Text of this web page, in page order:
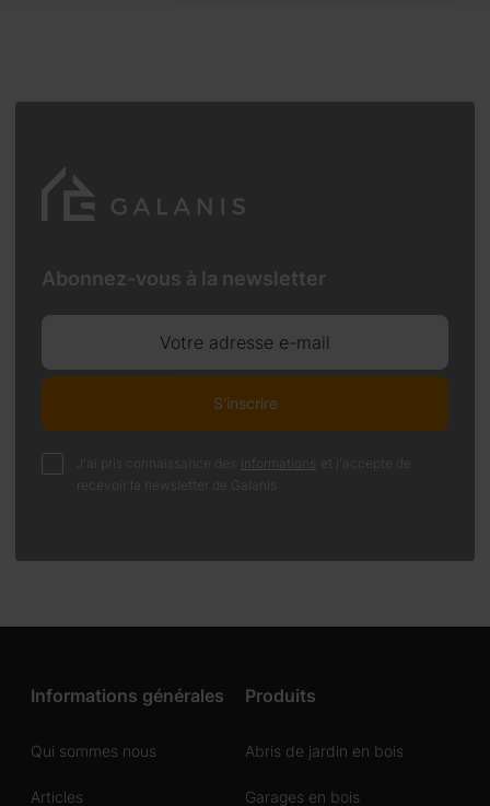
Abonnez-vous à la newsletter
Votre adresse e-mail
S'inscrire
J'ai pris connaissance des informations
et j'accepte de
recevoir la newsletter de Galanis
Informations générales
Qui sommes nous
Articles
Produits
Abris de jardin en bois
Garages en bois